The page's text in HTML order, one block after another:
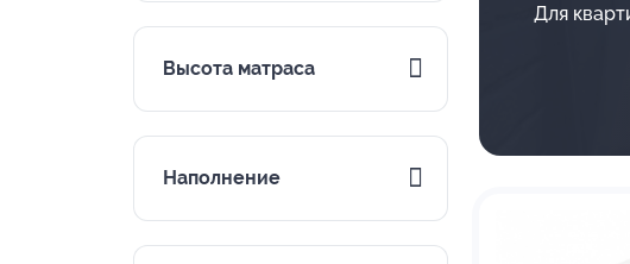
Высота матраса
Наполнение
Для